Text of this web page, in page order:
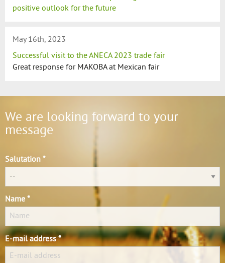
positive outlook for the future
May 16th, 2023
Successful visit to the ANECA 2023 trade fair
Great response for MAKOBA at Mexican fair
We are looking forward to your
message
Salutation *
Name *
E-mail address *